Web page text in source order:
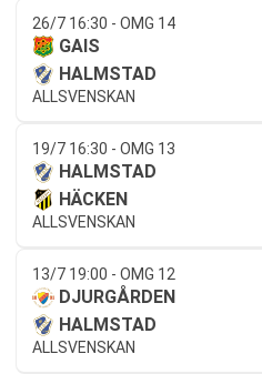
26/7 16:30 - OMG 14
GAIS
HALMSTAD
ALLSVENSKAN
19/7 16:30 - OMG 13
HALMSTAD
HÄCKEN
ALLSVENSKAN
13/7 19:00 - OMG 12
DJURGÅRDEN
HALMSTAD
ALLSVENSKAN